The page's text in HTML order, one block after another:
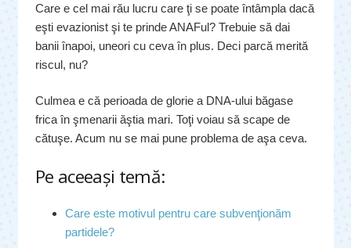
Care e cel mai rău lucru care ţi se poate întâmpla dacă
eşti evazionist şi te prinde ANAFul? Trebuie să dai
banii înapoi, uneori cu ceva în plus. Deci parcă merită
riscul, nu?
Culmea e că perioada de glorie a DNA-ului băgase
frica în şmenarii ăştia mari. Toţi voiau să scape de
cătuşe. Acum nu se mai pune problema de aşa ceva.
Pe aceeaşi temă:
Care este motivul pentru care subvenţionăm
partidele?